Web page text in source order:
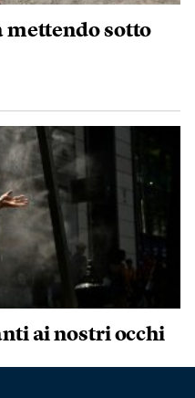
mettendo sotto
ai nostri occhi